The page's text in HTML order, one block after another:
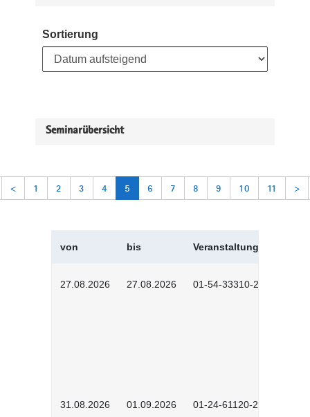
Sortierung
Seminarübersicht
< 1 2 3 4 5 6 7 8 9 10 11 >
von bis Veranstaltungskürzel
27.08.2026 27.08.2026 01-54-33310-2608
31.08.2026 01.09.2026 01-24-61120-2602